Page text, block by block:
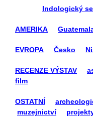
Indologický
AMERIKA
EVROPA Česko
RECENZE VÝSTAV
film
OSTATNÍ
muzejnictví